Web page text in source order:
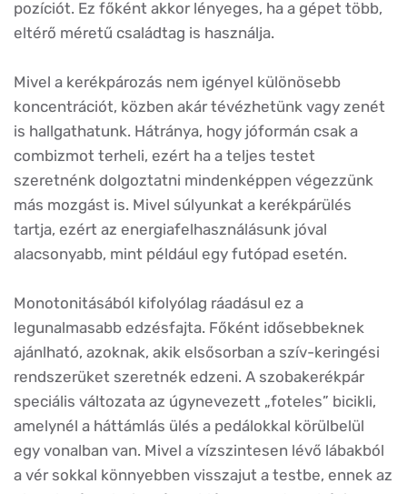
pozíciót. Ez főként akkor lényeges, ha a gépet több,
eltérő méretű családtag is használja.
Mivel a kerékpározás nem igényel különösebb
koncentrációt, közben akár tévézhetünk vagy zenét
is hallgathatunk. Hátránya, hogy jóformán csak a
combizmot terheli, ezért ha a teljes testet
szeretnénk dolgoztatni mindenképpen végezzünk
más mozgást is. Mivel súlyunkat a kerékpárülés
tartja, ezért az energiafelhasználásunk jóval
alacsonyabb, mint például egy futópad esetén.
Monotonitásából kifolyólag ráadásul ez a
legunalmasabb edzésfajta. Főként idősebbeknek
ajánlható, azoknak, akik elsősorban a szív-keringési
rendszerüket szeretnék edzeni. A szobakerékpár
speciális változata az úgynevezett „foteles” bicikli,
amelynél a háttámlás ülés a pedálokkal körülbelül
egy vonalban van. Mivel a vízszintesen lévő lábakból
a vér sokkal könnyebben visszajut a testbe, ennek az